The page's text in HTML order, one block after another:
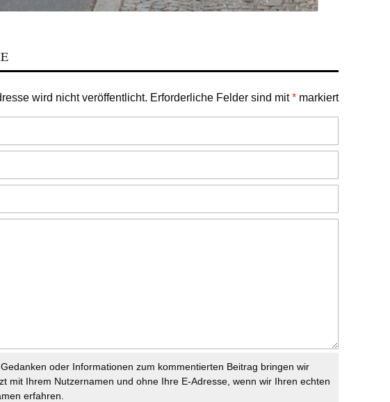
wird nicht veröffentlicht. Erforderliche Felder sind mit* markiert
oder Informationen zum kommentierten Beitrag bringen wir
mit Ihrem Nutzernamen und ohne Ihre E-Adresse, wenn wir Ihren echten
erfahren.